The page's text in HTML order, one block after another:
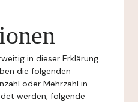
in dieser Erklärung
die folgenden
oder Mehrzahl in
werden, folgende